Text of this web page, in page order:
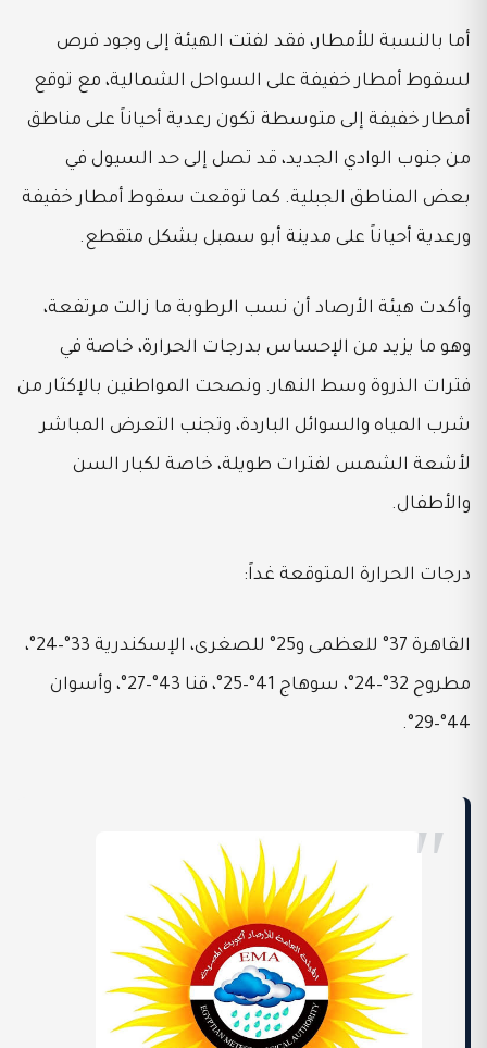
أما بالنسبة للأمطار، فقد لفتت الهيئة إلى وجود فرص
لسقوط أمطار خفيفة على السواحل الشمالية، مع توقع
أمطار خفيفة إلى متوسطة تكون رعدية أحياناً على مناطق
من جنوب الوادي الجديد، قد تصل إلى حد السيول في
بعض المناطق الجبلية. كما توقعت سقوط أمطار خفيفة
ورعدية أحياناً على مدينة أبو سمبل بشكل متقطع.
وأكدت هيئة الأرصاد أن نسب الرطوبة ما زالت مرتفعة،
وهو ما يزيد من الإحساس بدرجات الحرارة، خاصة في
فترات الذروة وسط النهار. ونصحت المواطنين بالإكثار من
شرب المياه والسوائل الباردة، وتجنب التعرض المباشر
لأشعة الشمس لفترات طويلة، خاصة لكبار السن
والأطفال.
درجات الحرارة المتوقعة غداً:
القاهرة 37° للعظمى و25° للصغرى، الإسكندرية 33°–24°،
مطروح 32°–24°، سوهاج 41°–25°، قنا 43°–27°، وأسوان
44°–29°.